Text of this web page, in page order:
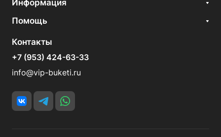
Информация
Помощь
Контакты
+7 (953) 424-63-33
info@vip-buketi.ru